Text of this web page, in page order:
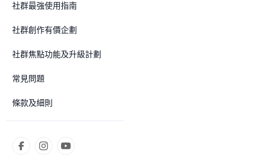
社群最強使用指南
社群創作有價企劃
社群焦點功能及升級計劃
常見問題
條款及細則